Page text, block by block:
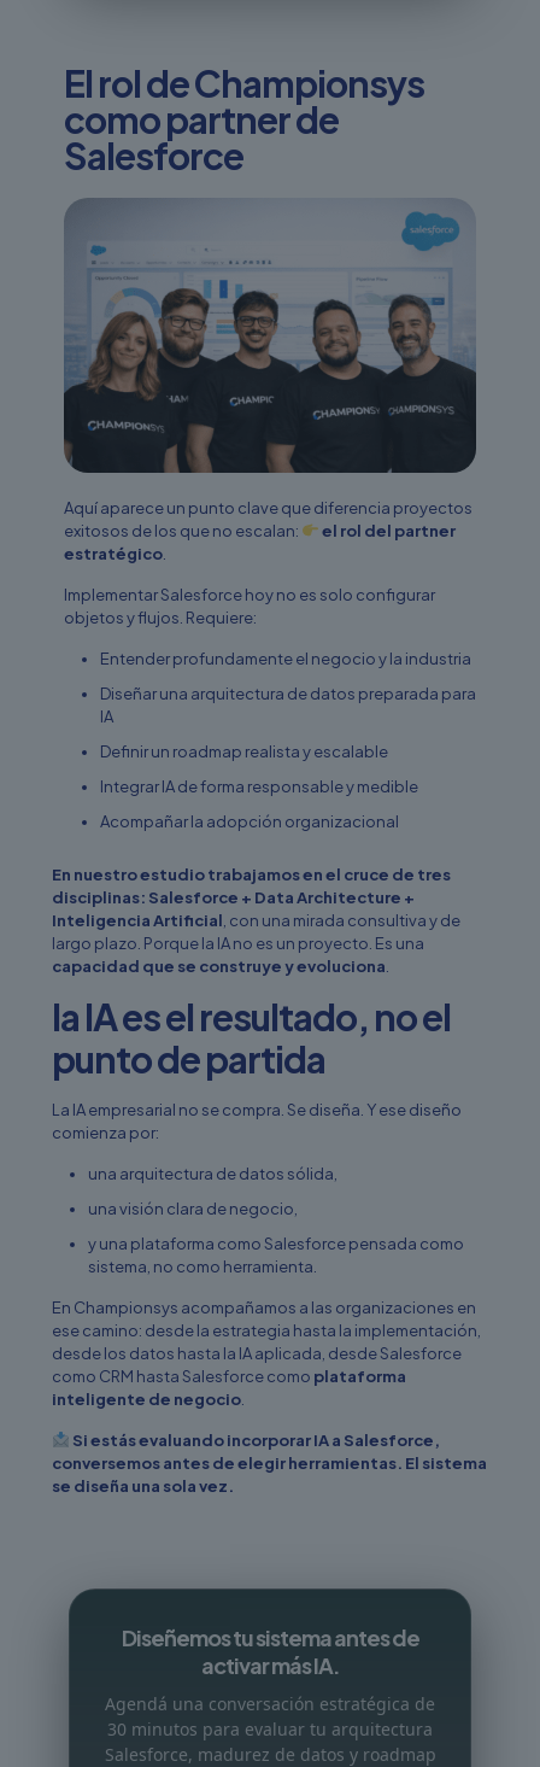
El rol de Championsys
como partner de
Salesforce
Aquí aparece un punto clave que diferencia proyectos
exitosos de los que no escalan:
el rol del partner
estratégico
Implementar Salesforce hoy no es solo configurar
objetos y flujos. Requiere:
Entender profundamente el negocio y la industria
Diseñar una arquitectura de datos preparada para
IA
Definir un roadmap realista y escalable
Integrar IA de forma responsable y medible
Acompañar la adopción organizacional
En nuestro estudio trabajamos en el cruce de tres
disciplinas: Salesforce + Data Architecture +
Inteligencia Artificial , con una mirada consultiva y de
largo plazo. Porque la IA no es un proyecto. Es una
capacidad que se construye y evoluciona
la IA es el resultado, no el
punto de partida
La IA empresarial no se compra. Se diseña. Y ese diseño
comienza por:
una arquitectura de datos sólida,
una visión clara de negocio,
y una plataforma como Salesforce pensada como
sistema, no como herramienta.
En Championsys acompañamos a las organizaciones en
ese camino: desde la estrategia hasta la implementación,
desde los datos hasta la IA aplicada, desde Salesforce
como CRM hasta Salesforce como plataforma
inteligente de negocio
Si estás evaluando incorporar IA a Salesforce,
conversemos antes de elegir herramientas. El sistema
se diseña una sola vez.
Diseñemos tu sistema antes de
activar más IA.
Agendá una conversación estratégica de
30 minutos para evaluar tu arquitectura
Salesforce, madurez de datos y roadmap